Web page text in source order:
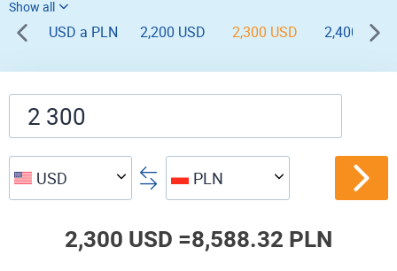
PLN USD ».
USD a PLN 2,200 USD 2,300 USD 2,400 USD
USD PLN
2,300 USD =8,588.32 PLN